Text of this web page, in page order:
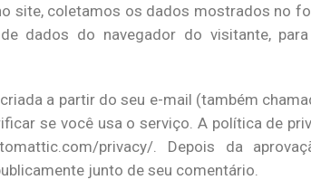
site, coletamos os dados mostrados no
dados do navegador do visitante,
a partir do seu e-mail (também
se você usa o serviço. A política de
privacy/. Depois da
junto de seu comentário.